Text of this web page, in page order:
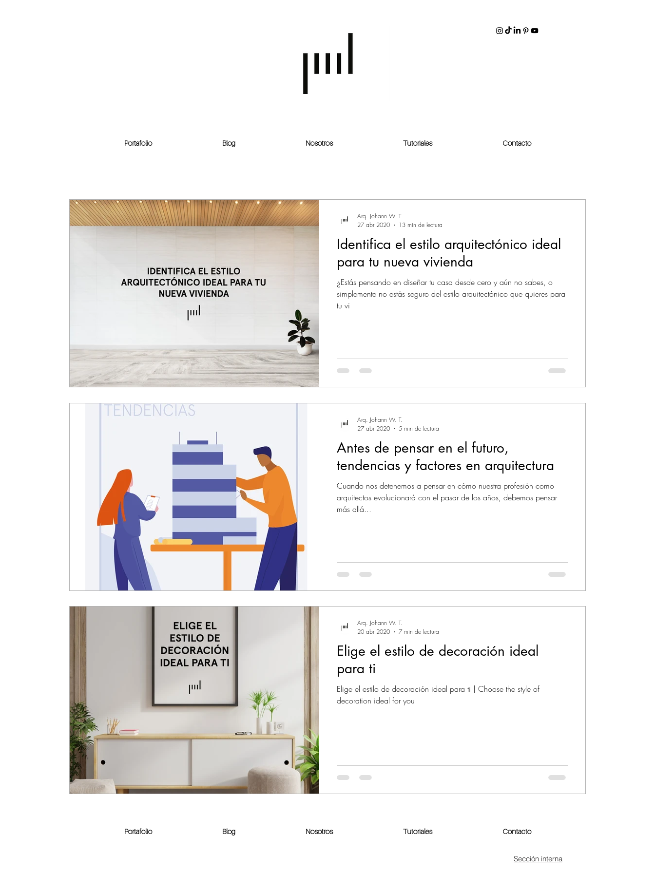
Portafolio Blog Nosotros Tutoriales Contacto
Identifica el estilo arquitectónico ideal
para tu nueva vivienda
¿Estás pensando en diseñar tu casa desde cero y aún no sabes, o
simplemente no estás seguro del estilo arquitectónico que quieres para
tu vi
Arq. Johann W. T.
27 abr 2020
13 min de lectura
Antes de pensar en el futuro,
tendencias y factores en arquitectura
Cuando nos detenemos a pensar en cómo nuestra profesión como
arquitectos evolucionará con el pasar de los años, debemos pensar
más allá...
Arq. Johann W. T.
27 abr 2020
5 min de lectura
Elige el estilo de decoración ideal
para ti
Elige el estilo de decoración ideal para ti | Choose the style of
decoration ideal for you
Arq. Johann W. T.
20 abr 2020
7 min de lectura
Portafolio Blog Nosotros Tutoriales Contacto
Sección interna